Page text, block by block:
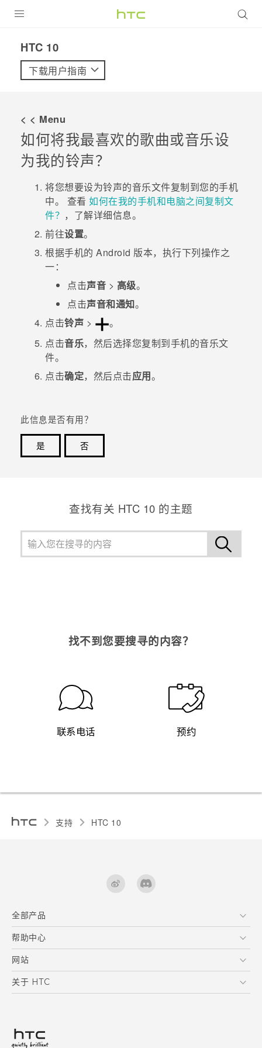
VIVE
支持帮助
在线客服
HTC 10‎
下载用户指南
< < Menu
如何将我最喜欢的歌曲或音乐设
为我的铃声？
将您想要设为铃声的音乐文件复制到您的手机
中。
查看 如何在我的手机和电脑之间复制文
件？ ，了解详细信息。
前往设置。
根据手机的 Android 版本，执行下列操作之
一：
点击声音 > 高级。
点击声音和通知。
点击铃声 >
。
点击音乐，然后选择您复制到手机的音乐文
件。
点击确定，然后点击应用。
此信息是否有用？
是
否
查找有关 HTC 10 的主题
找不到您要搜寻的内容？
联系电话 预约
支持 HTC 10‎
用户指南
全部产品
区块链智能手机
VIVE
帮助中心
在线客服
支援与服务
产品保固说明
网站
HTC Dev
关于 HTC
投资人